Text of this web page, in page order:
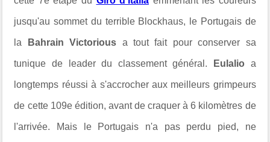
jusqu'au sommet du terrible Blockhaus, le Portugais de
la Bahrain Victorious a tout fait pour conserver sa
tunique de leader du classement général. Eulalio a
longtemps réussi à s'accrocher aux meilleurs grimpeurs
de cette 109e édition, avant de craquer à 6 kilomètres de
l'arrivée. Mais le Portugais n'a pas perdu pied, ne